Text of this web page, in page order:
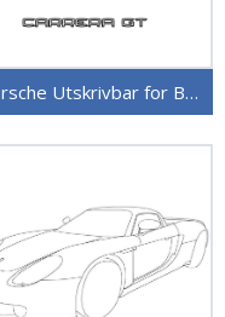
Porsche Utskrivbar for Barn